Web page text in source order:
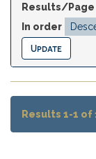
Results/Page
In order
Results 1-1 of